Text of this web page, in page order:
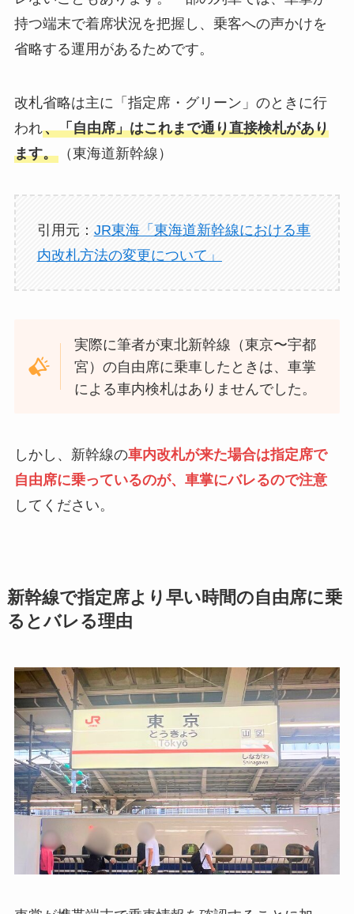
持つ端末で着席状況を把握し、乗客への声かけを
省略する運用があるためです。
改札省略は主に「指定席・グリーン」のときに行
われ、「自由席」はこれまで通り直接検札があり
ます。（東海道新幹線）
引用元： JR東海「東海道新幹線における車
内改札方法の変更について」
実際に筆者が東北新幹線（東京〜宇都
宮）の自由席に乗車したときは、車掌
による車内検札はありませんでした。
しかし、新幹線の車内改札が来た場合は指定席で
自由席に乗っているのが、車掌にバレるので注意
してください。
新幹線で指定席より早い時間の自由席に乗
るとバレる理由